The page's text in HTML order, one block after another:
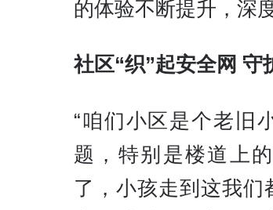
的体验不断提升，深
社区“织”起安全网 守
“咱们小区是个老旧
题，特别是楼道上
了，小孩走到这我